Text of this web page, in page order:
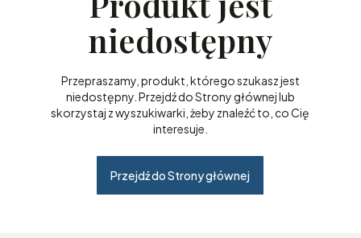
niedostępny
Przepraszamy, produkt, którego szukasz jest
niedostępny. Przejdź do Strony głównej lub
skorzystaj z wyszukiwarki, żeby znaleźć to, co Cię
interesuje.
Przejdź do Strony głównej